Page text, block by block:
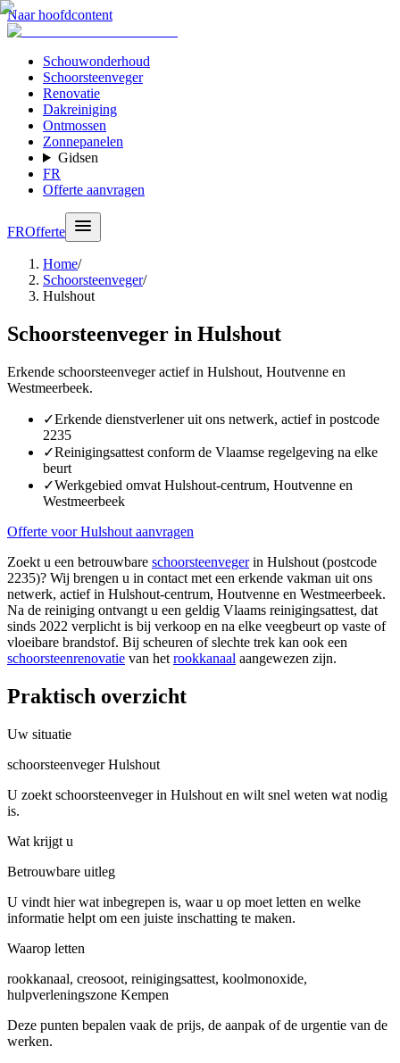
Naar hoofdcontent
Schouwonderhoud
Schoorsteenveger
Renovatie
Dakreiniging
Ontmossen
Zonnepanelen
Gidsen
FR
Offerte aanvragen
FROfferte
Home/
Schoorsteenveger/
Hulshout
Schoorsteenveger in Hulshout
Erkende schoorsteenveger actief in Hulshout, Houtvenne en
Westmeerbeek.
✓Erkende dienstverlener uit ons netwerk, actief in postcode
2235
✓Reinigingsattest conform de Vlaamse regelgeving na elke
beurt
✓Werkgebied omvat Hulshout-centrum, Houtvenne en
Westmeerbeek
Offerte voor Hulshout aanvragen
Zoekt u een betrouwbare schoorsteenvegerin Hulshout (postcode
2235)? Wij brengen u in contact met een erkende vakman uit ons
netwerk, actief in Hulshout-centrum, Houtvenne en Westmeerbeek.
Na de reiniging ontvangt u een geldig Vlaams reinigingsattest, dat
sinds 2022 verplicht is bij verkoop en na elke veegbeurt op vaste of
vloeibare brandstof. Bij scheuren of slechte trek kan ook een
schoorsteenrenovatie van het rookkanaal aangewezen zijn.
Praktisch overzicht
Uw situatie
schoorsteenveger Hulshout
U zoekt schoorsteenveger in Hulshout en wilt snel weten wat nodig
is.
Wat krijgt u
Betrouwbare uitleg
U vindt hier wat inbegrepen is, waar u op moet letten en welke
informatie helpt om een juiste inschatting te maken.
Waarop letten
rookkanaal, creosoot, reinigingsattest, koolmonoxide,
hulpverleningszone Kempen
Deze punten bepalen vaak de prijs, de aanpak of de urgentie van de
werken.